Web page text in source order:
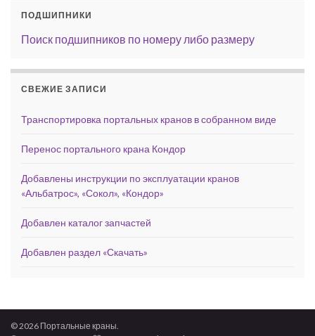
ПОДШИПНИКИ
Поиск подшипников по номеру либо размеру
СВЕЖИЕ ЗАПИСИ
Транспортировка портальных кранов в собранном виде
Перенос портального крана Кондор
Добавлены инструкции по эксплуатации кранов
«Альбатрос», «Сокол», «Кондор»
Добавлен каталог запчастей
Добавлен раздел «Скачать»
© 2026 Портальные краны.